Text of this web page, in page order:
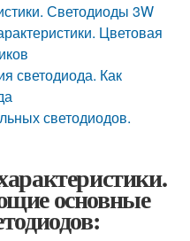
Светодиоды 3W
Цветовая
светодиода. Как
светодиодов.
основные